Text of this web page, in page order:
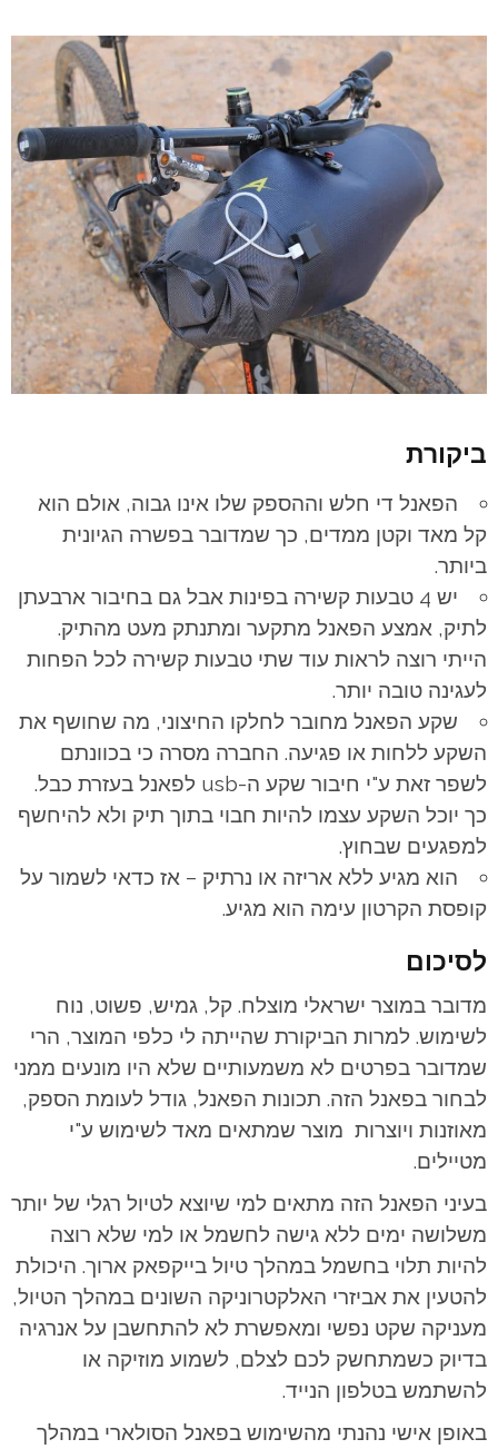
ביקורת
הפאנל די חלש וההספק שלו אינו גבוה, אולם הוא
קל מאד וקטן ממדים, כך שמדובר בפשרה הגיונית
ביותר.
יש 4 טבעות קשירה בפינות אבל גם בחיבור ארבעתן
לתיק, אמצע הפאנל מתקער ומתנתק מעט מהתיק.
הייתי רוצה לראות עוד שתי טבעות קשירה לכל הפחות
לעגינה טובה יותר.
שקע הפאנל מחובר לחלקו החיצוני, מה שחושף את
השקע ללחות או פגיעה. החברה מסרה כי בכוונתם
לשפר זאת ע"י חיבור שקע ה-usb לפאנל בעזרת כבל.
כך יוכל השקע עצמו להיות חבוי בתוך תיק ולא להיחשף
למפגעים שבחוץ.
הוא מגיע ללא אריזה או נרתיק – אז כדאי לשמור על
קופסת הקרטון עימה הוא מגיע.
לסיכום
מדובר במוצר ישראלי מוצלח. קל, גמיש, פשוט, נוח
לשימוש. למרות הביקורת שהייתה לי כלפי המוצר, הרי
שמדובר בפרטים לא משמעותיים שלא היו מונעים ממני
לבחור בפאנל הזה. תכונות הפאנל, גודל לעומת הספק,
מאוזנות ויוצרות מוצר שמתאים מאד לשימוש ע"י
מטיילים.
בעיני הפאנל הזה מתאים למי שיוצא לטיול רגלי של יותר
משלושה ימים ללא גישה לחשמל או למי שלא רוצה
להיות תלוי בחשמל במהלך טיול בייקפאק ארוך. היכולת
להטעין את אביזרי האלקטרוניקה השונים במהלך הטיול,
מעניקה שקט נפשי ומאפשרת לא להתחשבן על אנרגיה
בדיוק כשמתחשק לכם לצלם, לשמוע מוזיקה או
להשתמש בטלפון הנייד.
באופן אישי נהנתי מהשימוש בפאנל הסולארי במהלך